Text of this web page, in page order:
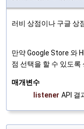
러비 상점이나 구글 상
만약 Google Store 와
점 선택을 할 수 있도
매개변수
listener API 결